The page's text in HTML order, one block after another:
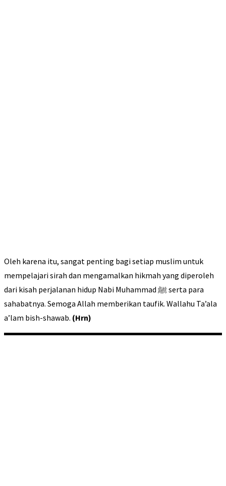
Oleh karena itu, sangat penting bagi setiap muslim untuk
mempelajari sirah dan mengamalkan hikmah yang diperoleh
dari kisah perjalanan hidup Nabi Muhammad ﷺ serta para
sahabatnya. Semoga Allah memberikan taufik. Wallahu Ta’ala
a’lam bish-shawab. (Hrn)